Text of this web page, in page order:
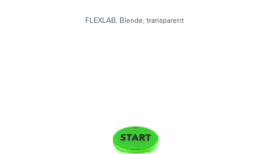
FLEXLAB, Blende, transparent